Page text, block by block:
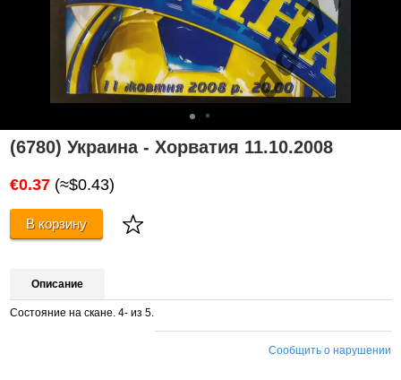
(6780) Украина - Хорватия 11.10.2008
€0.37 (≈$0.43)
В корзину
Описание
Состояние на скане. 4- из 5.
Сообщить о нарушении